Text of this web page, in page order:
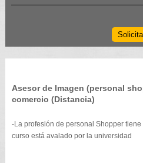
Asesor de Imagen (personal
comercio (Distancia)
-La profesión de personal Shopper tiene
curso está avalado por la universidad